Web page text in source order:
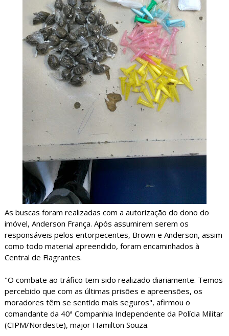
As buscas foram realizadas com a autorização do dono do
imóvel, Anderson França. Após assumirem serem os
responsáveis pelos entorpecentes, Brown e Anderson, assim
como todo material apreendido, foram encaminhados à
Central de Flagrantes.
"O combate ao tráfico tem sido realizado diariamente. Temos
percebido que com as últimas prisões e apreensões, os
moradores têm se sentido mais seguros", afirmou o
comandante da 40ª Companhia Independente da Polícia Militar
(CIPM/Nordeste), major Hamilton Souza.